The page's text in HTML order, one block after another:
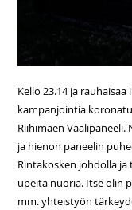
Kello 23.14 ja rauhaisaa
kampanjointia
Riihimäen
ja hienon paneelin
Rintakosken johdolla ja
upeita nuoria. Itse olin
mm. yhteistyön